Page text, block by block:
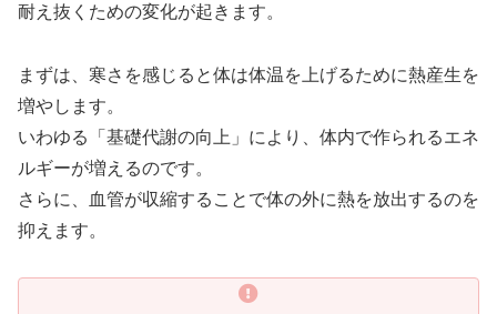
耐え抜くための変化が起きます。
まずは、寒さを感じると体は体温を上げるために熱産生を
増やします。
いわゆる「基礎代謝の向上」により、体内で作られるエネ
ルギーが増えるのです。
さらに、血管が収縮することで体の外に熱を放出するのを
抑えます。